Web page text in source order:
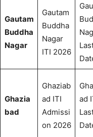
Gautam
Buddha
Nagar
Gautam
Buddha
Nagar
ITI 2026
Ghazia
bad
Ghaziab
ad ITI
Admissi
on 2026
ad